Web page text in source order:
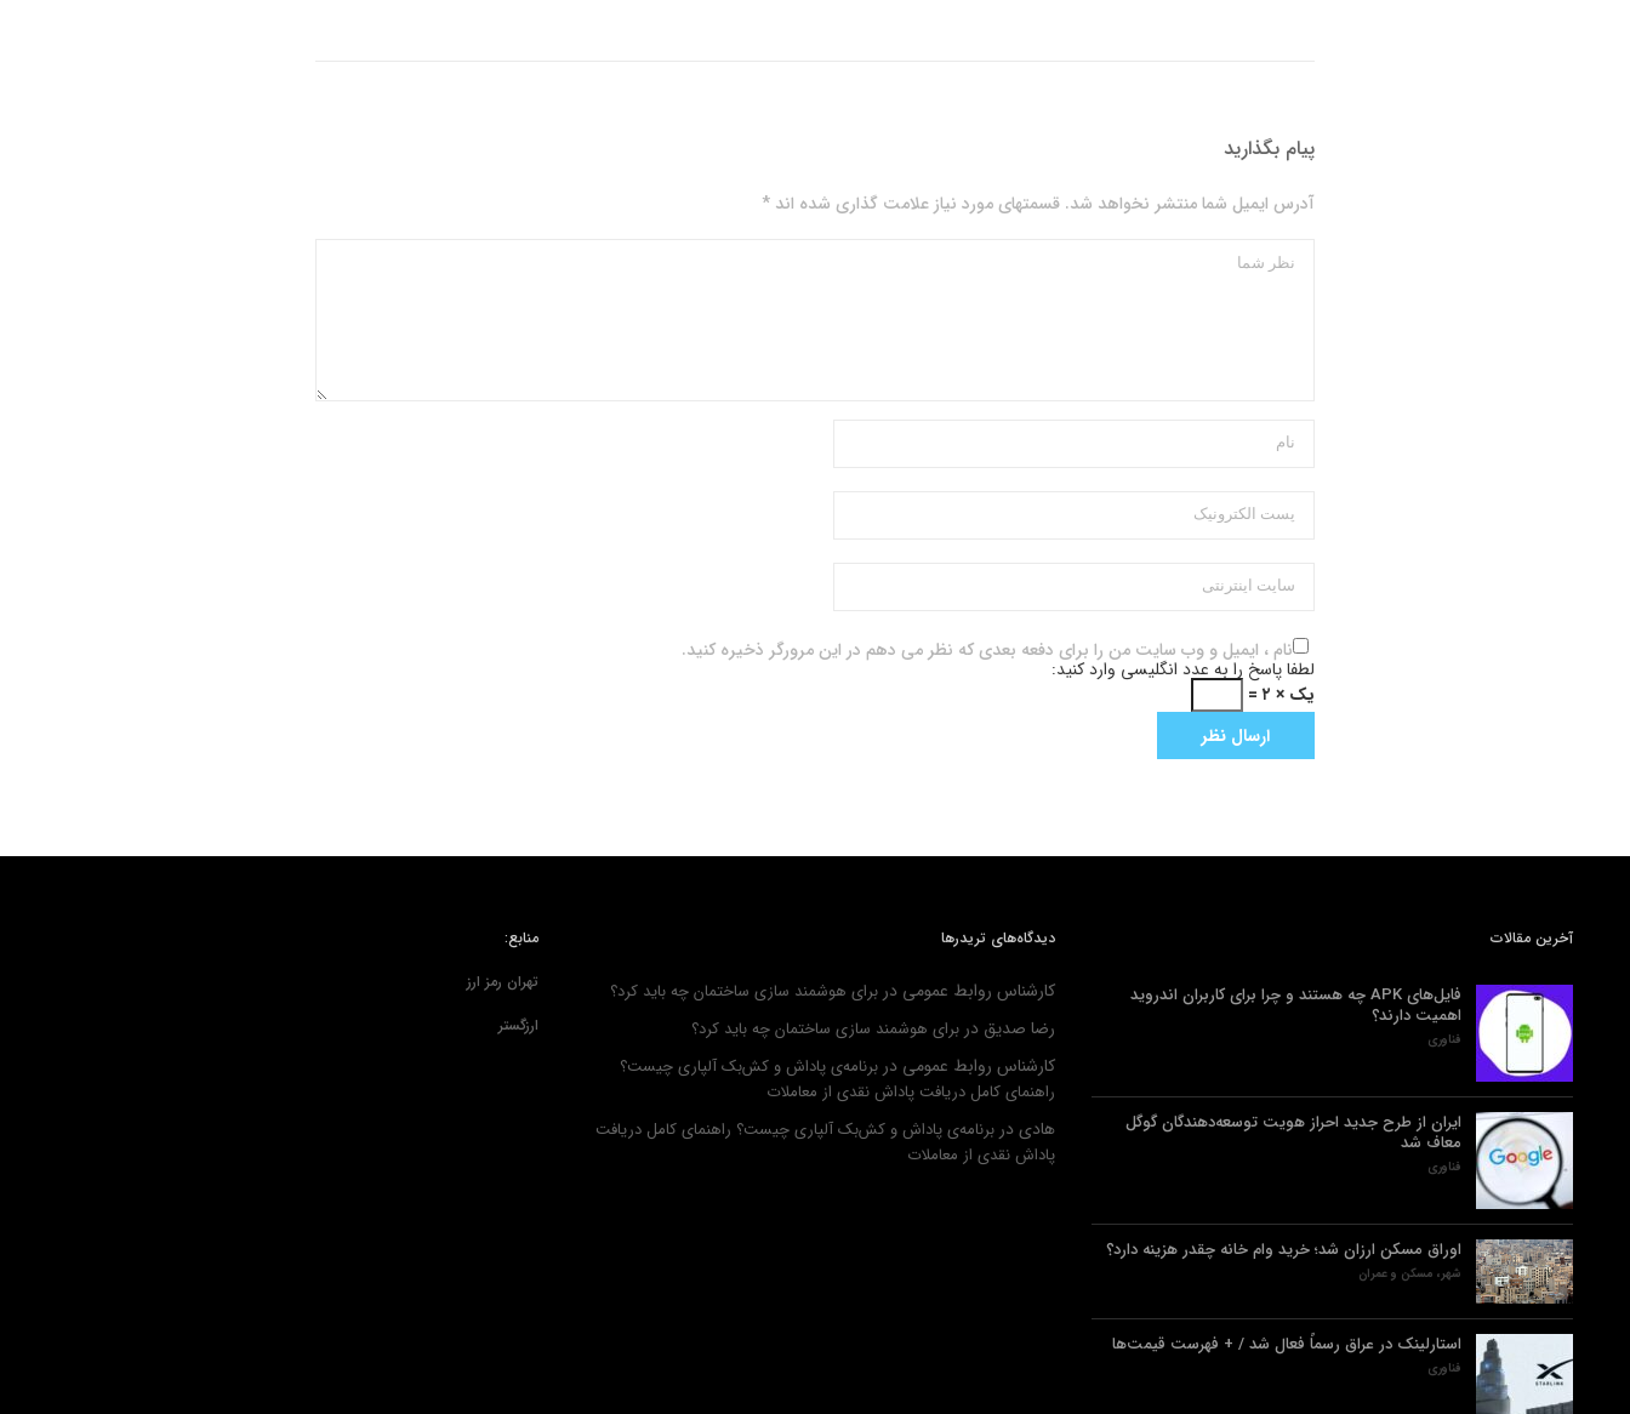
پیام بگذارید
آدرس ایمیل شما منتشر نخواهد شد. قسمتهای مورد نیاز علامت گذاری شده اند *
نام ، ایمیل و وب سایت من را برای دفعه بعدی که نظر می دهم در این مرورگر ذخیره کنید.
لطفا پاسخ را به عدد انگلیسی وارد کنید:
یک × ۲ =
آخرین مقالات
فایل‌های APK چه هستند و چرا برای کاربران اندروید
اهمیت دارند؟
فناوری
ایران از طرح جدید احراز هویت توسعه‌دهندگان گوگل
معاف شد
فناوری
اوراق مسکن ارزان شد؛ خرید وام خانه چقدر هزینه دارد؟
شهر، مسکن و عمران
استارلینک در عراق رسماً فعال شد / + فهرست قیمت‌ها
فناوری
دیدگاه‌های تریدرها
کارشناس روابط عمومی در برای هوشمند سازی ساختمان چه باید کرد؟
رضا صدیق در برای هوشمند سازی ساختمان چه باید کرد؟
کارشناس روابط عمومی در برنامه‌ی پاداش و کش‌بک آلپاری چیست؟
راهنمای کامل دریافت پاداش نقدی از معاملات
هادیدر برنامه‌ی پاداش و کش‌بک آلپاری چیست؟ راهنمای کامل دریافت
پاداش نقدی از معاملات
منابع:
تهران رمز ارز
ارزگستر